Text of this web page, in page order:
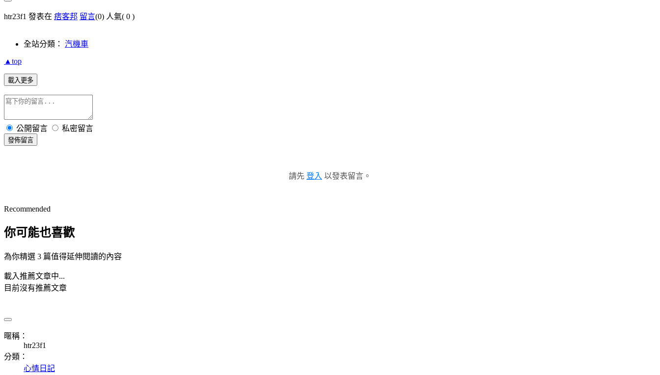
htr23f1 發表在 痞客邦 留言(0) 人氣( 0 )
全站分類： 汽機車
▲top
載入更多
公開留言 私密留言
發佈留言
請先 登入 以發表留言。
Recommended
你可能也喜歡
為你精選 3 篇值得延伸閱讀的內容
載入推薦文章中...
目前沒有推薦文章
暱稱：
htr23f1
分類：
心情日記